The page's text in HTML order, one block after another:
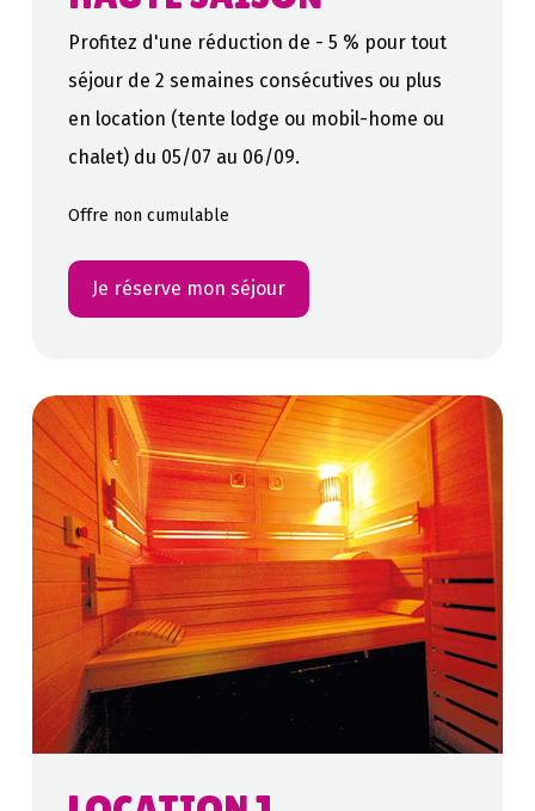
Profitez d'une réduction de - 5 % pour tout
séjour de 2 semaines consécutives ou plus
en location (tente lodge ou mobil-home ou
chalet) du 05/07 au 06/09.
Offre non cumulable
Je réserve mon séjour